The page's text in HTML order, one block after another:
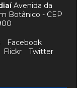
Avenida da
Botânico - CEP
Facebook
Flickr Twitter